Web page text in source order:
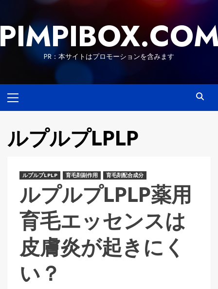
content
PR：本サイトはプロモーションを含みます
Menu
ルプルプLPLP
ルプルプLPLP 育毛剤副作用 育毛剤配合成分
ルプルプLPLP薬用
育毛エッセンスは
皮膚炎が起きにく
い？